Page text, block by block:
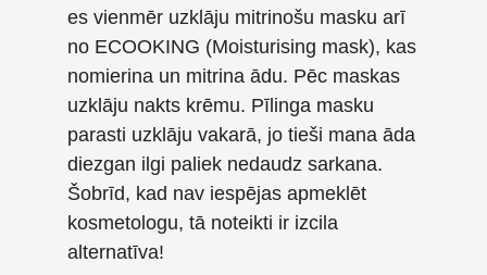
es vienmēr uzklāju mitrinošu masku arī
no ECOOKING (Moisturising mask), kas
nomierina un mitrina ādu. Pēc maskas
uzklāju nakts krēmu. Pīlinga masku
parasti uzklāju vakarā, jo tieši mana āda
diezgan ilgi paliek nedaudz sarkana.
Šobrīd, kad nav iespējas apmeklēt
kosmetologu, tā noteikti ir izcila
alternatīva!